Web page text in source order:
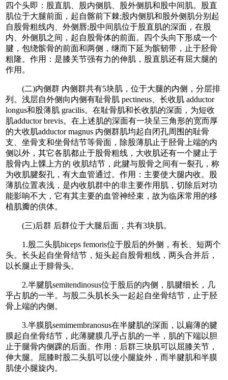
四个头即：股直肌、股内侧肌、股外侧肌和股中间肌。股直
肌位于大腿前面，起自髂前下棘;股内侧肌和股外侧肌分别起
自股骨粗线内、外侧唇;股中间肌位于股直肌的深面，在股
内、外侧肌之间，起自股骨体的前面。四个头向下形成一个
腱，包绕髌骨的前面和两侧，继而下延为髌韧带，止于胫骨
粗隆。作用：是膝关节强有力的伸肌，股直肌还有屈大腿的
作用。
(二)内侧群 内侧群共有5块肌，位于大腿的内侧，分层排
列。浅层自外侧向内侧有耻骨肌 pectineus、长收肌 adductor
longus和股薄肌 gracilis。在耻骨肌和长收肌的深面，为短收
肌adductor brevis。在上述肌的深面有一块呈三角形的宽而厚
的大收肌adductor magnus 内侧群肌均起自闭孔周围的耻骨
支、坐骨支和坐骨结节等骨面，除股薄肌止于胫骨上端的内
侧以外，其它各肌都止于股骨粗线，大收肌还有一个腱止于
股骨内上髁上方的 收肌结节，此腱与股骨之间有一裂孔，称
为收肌腱裂孔，有大血管通过。作用：主要使大腿内收。股
薄肌位置表浅，是内收肌群中的非主要作用肌，切除后对功
能影响不大，它有其主要的血管神经束，故为临床常用的移
植肌瓣的供体。
(三)后群 后群位于大腿后面，共有3块肌。
1.股二头肌biceps femoris位于股后的外侧，有长、短两个
头。长头起自坐骨结节，短头起自股骨粗线，两头合并后，
以长腿止于腓骨头。
2.半腱肌semitendinosus位于股后的内侧，肌腱细长，几
乎占肌的一半。与股二头肌长头一起起自坐骨结节，止于胫
骨上端的内侧。
3.半膜肌semimembranosus在半腱肌的深面，以扁薄的腱
膜起自坐骨结节，此薄腱膜几乎占肌的一半，肌的下端以胆
止于腿骨内侧踝的后面。作用：后群三块肌可以屈膝关节，
伸大腿。屈膝时股二头肌可以使小腿旋外，而半腱肌和半膜
肌使小腿旋内。